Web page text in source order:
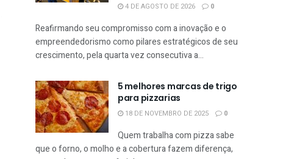
4 DE AGOSTO DE 2026 0
Reafirmando seu compromisso com a inovação e o
empreendedorismo como pilares estratégicos de seu
crescimento, pela quarta vez consecutiva a...
5 melhores marcas de trigo
para pizzarias
18 DE NOVEMBRO DE 2025 0
Quem trabalha com pizza sabe
que o forno, o molho e a cobertura fazem diferença,